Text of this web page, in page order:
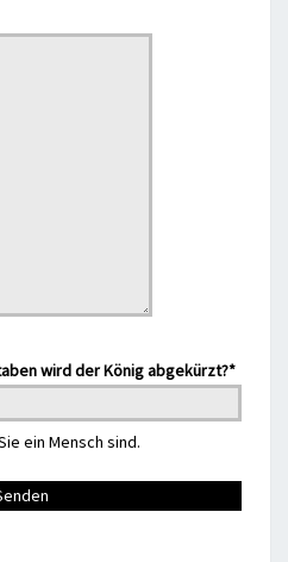
wird der König abgekürzt?*
ein Mensch sind.